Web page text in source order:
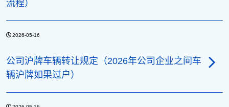
流程）
2026-05-16
公司沪牌车辆转让规定（2026年公司企业之间车
辆沪牌如果过户）